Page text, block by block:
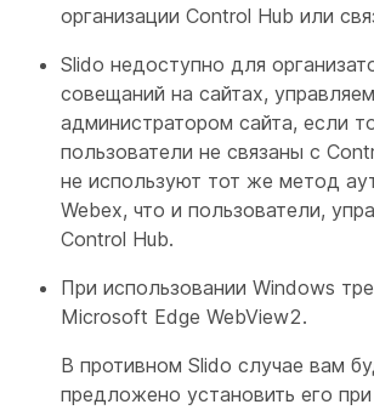
организации Control Hub или
Slido недоступно для
совещаний на сайтах,
администратором сайта, если
пользователи не связаны с
не используют тот же метод
Webex, что и пользователи,
Control Hub.
При использовании Windows
Microsoft Edge WebView2.
В противном Slido случае вам
предложено установить его